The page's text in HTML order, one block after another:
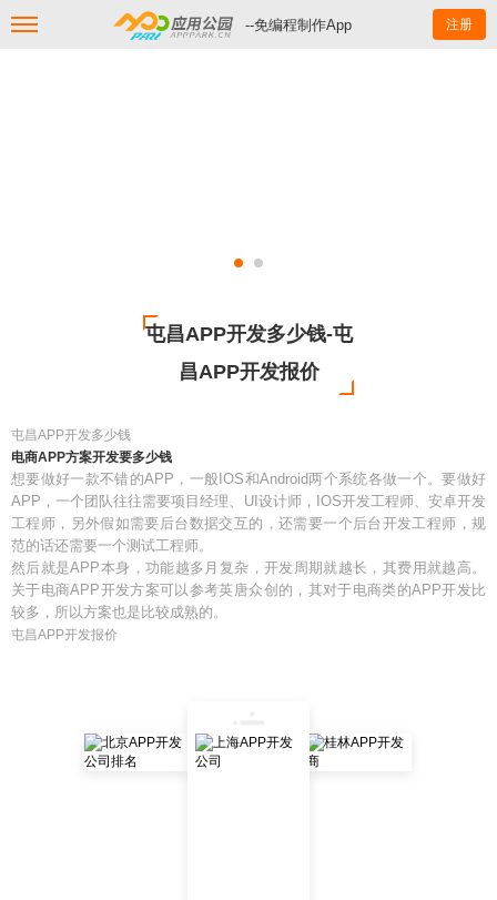
--免编程制作App 注册
屯昌APP开发多少钱-屯
昌APP开发报价
屯昌APP开发多少钱
电商APP方案开发要多少钱
想要做好一款不错的APP，一般IOS和Android两个系统各做一个。要做好
APP，一个团队往往需要项目经理、UI设计师，IOS开发工程师、安卓开发
工程师，另外假如需要后台数据交互的，还需要一个后台开发工程师，规
范的话还需要一个测试工程师。
然后就是APP本身，功能越多月复杂，开发周期就越长，其费用就越高。
关于电商APP开发方案可以参考英唐众创的，其对于电商类的APP开发比
较多，所以方案也是比较成熟的。
屯昌APP开发报价